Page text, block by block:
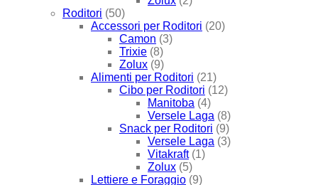
Roditori (50)
Accessori per Roditori (20)
Camon (3)
Trixie (8)
Zolux (9)
Alimenti per Roditori (21)
Cibo per Roditori (12)
Manitoba (4)
Versele Laga (8)
Snack per Roditori (9)
Versele Laga (3)
Vitakraft (1)
Zolux (5)
Lettiere e Foraggio (9)